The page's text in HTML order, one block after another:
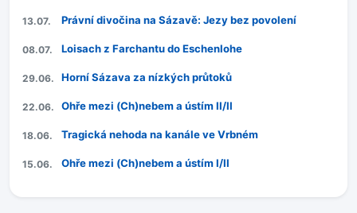
13.07. Právní divočina na Sázavě: Jezy bez povolení
08.07. Loisach z Farchantu do Eschenlohe
29.06. Horní Sázava za nízkých průtoků
22.06. Ohře mezi (Ch)nebem a ústím II/II
18.06. Tragická nehoda na kanále ve Vrbném
15.06. Ohře mezi (Ch)nebem a ústím I/II